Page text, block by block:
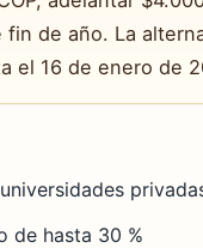
de año. La
el 16 de enero de
de hasta 30 %